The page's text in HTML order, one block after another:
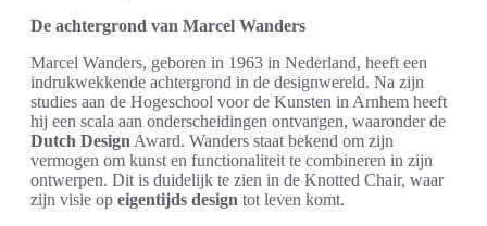
De achtergrond van Marcel Wanders
Marcel Wanders, geboren in 1963 in Nederland, heeft een
indrukwekkende achtergrond in de designwereld. Na zijn
studies aan de Hogeschool voor de Kunsten in Arnhem heeft
hij een scala aan onderscheidingen ontvangen, waaronder de
Dutch Design Award. Wanders staat bekend om zijn
vermogen om kunst en functionaliteit te combineren in zijn
ontwerpen. Dit is duidelijk te zien in de Knotted Chair, waar
zijn visie op eigentijds design tot leven komt.